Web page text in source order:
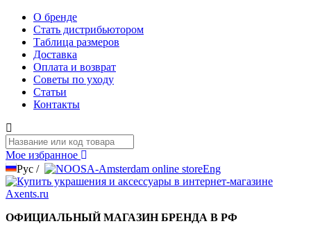
О бренде
Стать дистрибьютором
Таблица размеров
Доставка
Оплата и возврат
Советы по уходу
Статьи
Контакты
Мое избранное
Рус / Eng
ОФИЦИАЛЬНЫЙ МАГАЗИН БРЕНДА В РФ